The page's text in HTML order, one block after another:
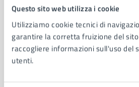
Questo sito web utilizza i cookie
Utilizziamo cookie tecnici di
garantire la corretta fruizione del
raccogliere informazioni sull'uso del
utenti.
Comune di Napoli
AMMINISTRAZIONE
Aree amministrative